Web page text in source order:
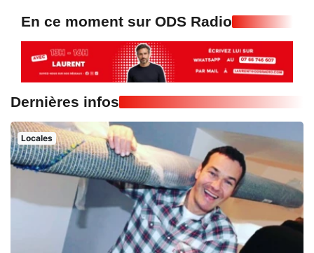
En ce moment sur ODS Radio
Dernières infos
Locales